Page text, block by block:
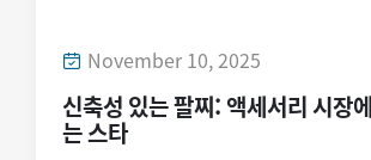
류나 고보안 구역에서 주로 사용되던 소
서 벗어나 다양한 산업 전반에 걸쳐 일
되는 필수품으로 놀라운 변화를 겪어
은...자세히 보기